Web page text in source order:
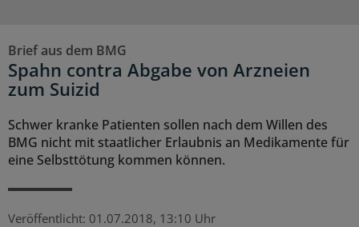
Brief aus dem BMG
Spahn contra Abgabe von Arzneien
zum Suizid
Schwer kranke Patienten sollen nach dem Willen des
BMG nicht mit staatlicher Erlaubnis an Medikamente für
eine Selbsttötung kommen können.
Veröffentlicht: 01.07.2018, 13:10 Uhr